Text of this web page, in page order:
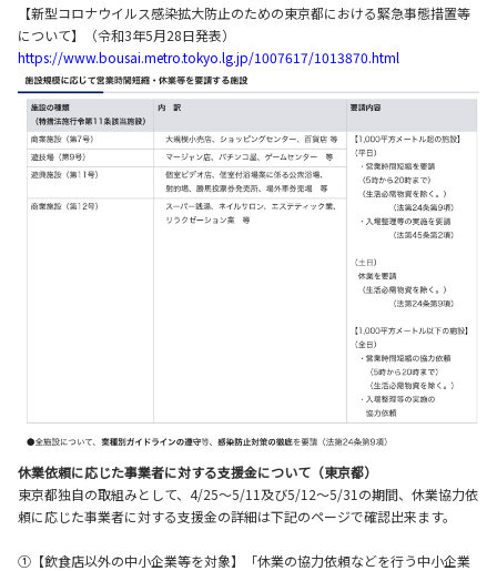
【新型コロナウイルス感染拡大防止のための東京都における緊急事態措置等
について】（令和3年5月28日発表）
https://www.bousai.metro.tokyo.lg.jp/1007617/1013870.html
休業依頼に応じた事業者に対する支援金について（東京都）
東京都独自の取組みとして、4/25～5/11及び5/12～5/31の期間、休業協力依
頼に応じた事業者に対する支援金の詳細は下記のページで確認出来ます。
①【飲食店以外の中小企業等を対象】「休業の協力依頼などを行う中小企業